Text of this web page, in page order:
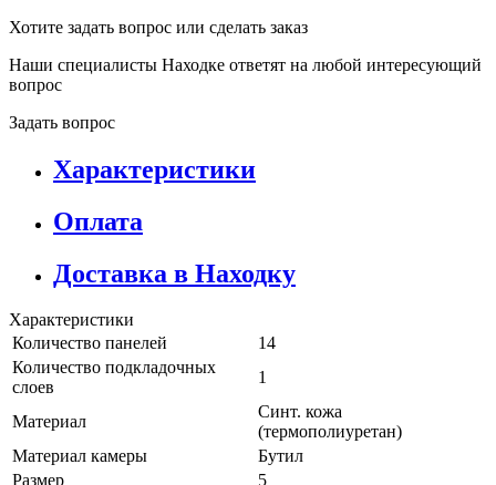
Хотите задать вопрос или сделать заказ
Наши специалисты Находке ответят на любой интересующий
вопрос
Задать вопрос
Характеристики
Оплата
Доставка в Находку
Характеристики
Количество панелей
14
Количество подкладочных
слоев
1
Материал
Синт. кожа
(термополиуретан)
Материал камеры
Бутил
Размер
5